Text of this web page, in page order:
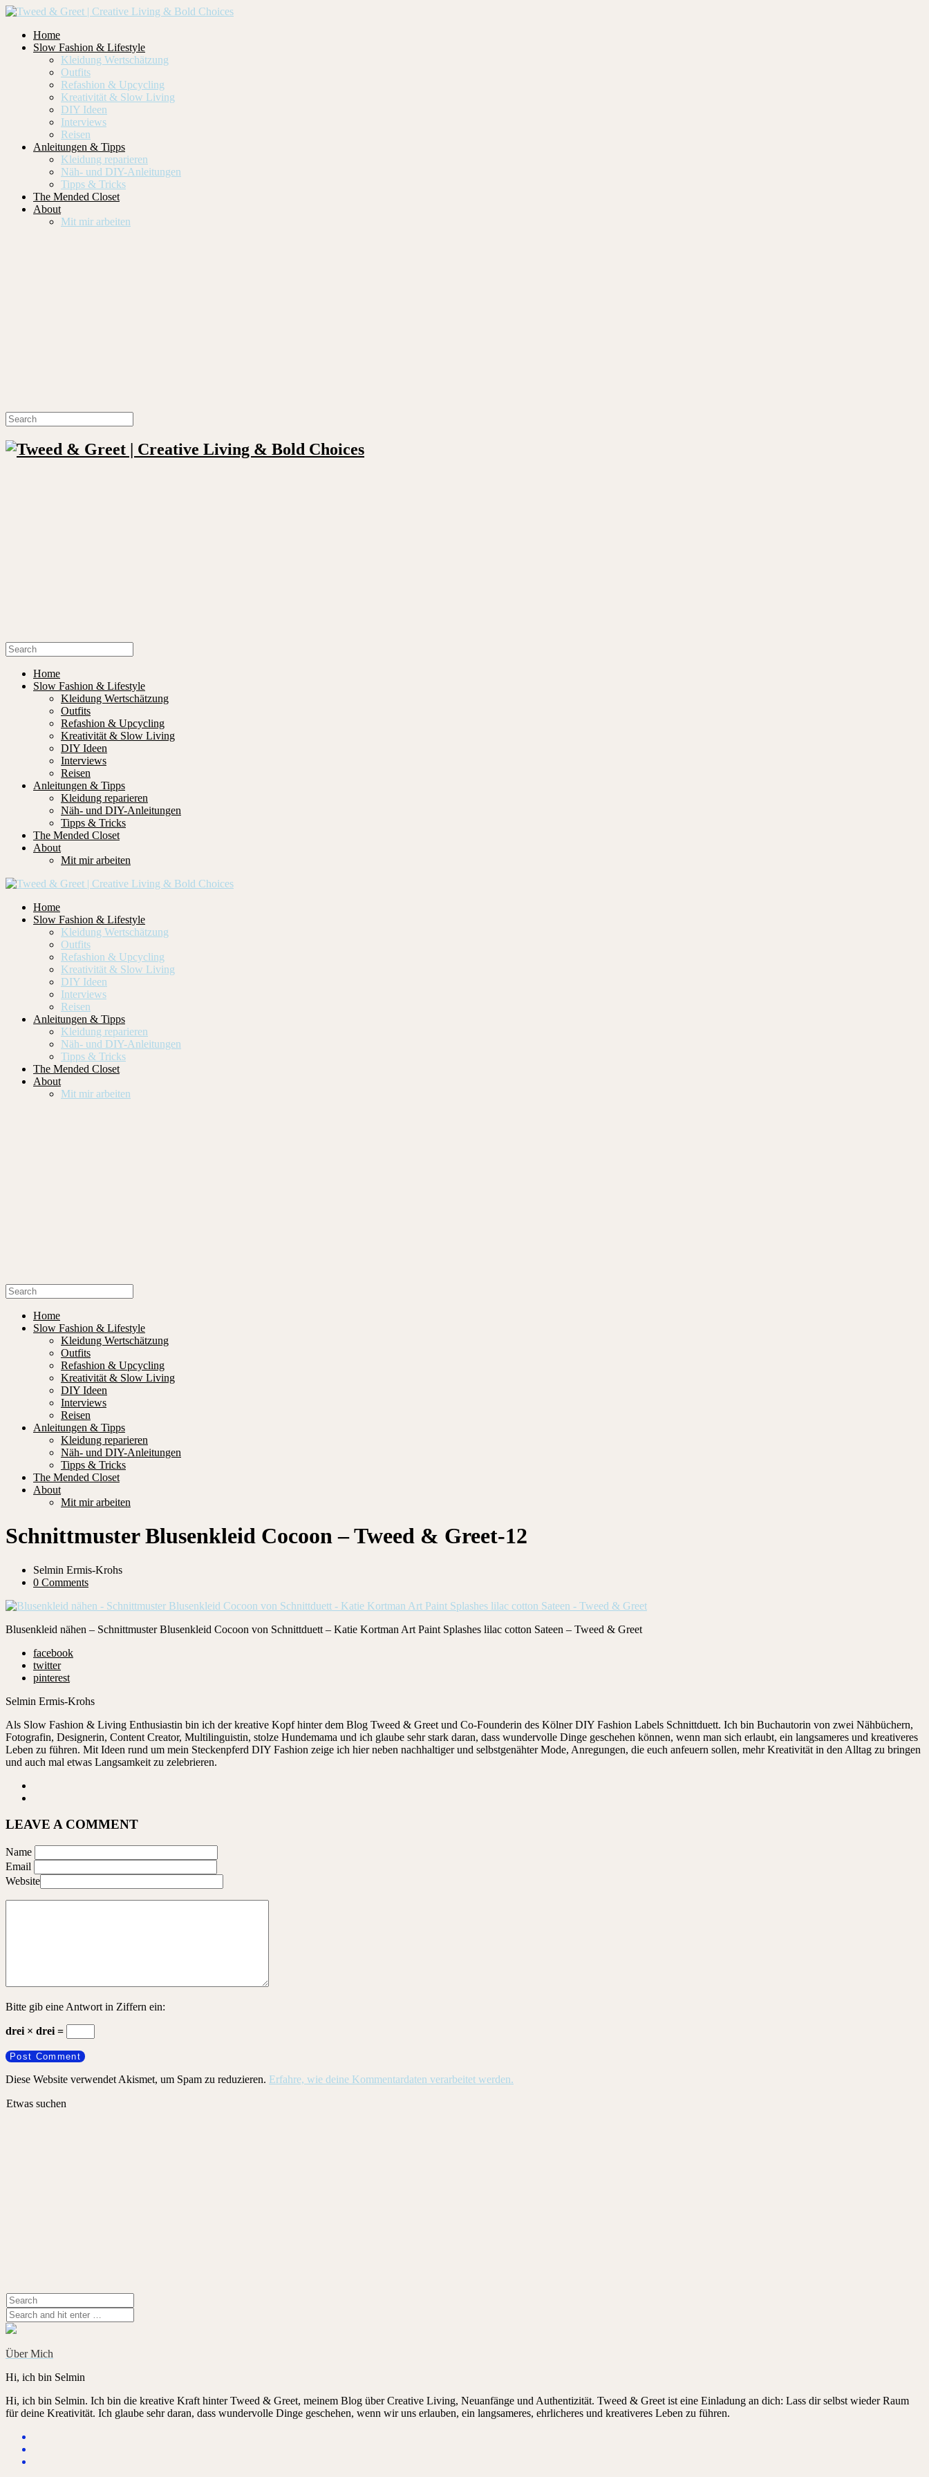
Home
Slow Fashion & Lifestyle
Kleidung Wertschätzung
Outfits
Refashion & Upcycling
Kreativität & Slow Living
DIY Ideen
Interviews
Reisen
Anleitungen & Tipps
Kleidung reparieren
Näh- und DIY-Anleitungen
Tipps & Tricks
The Mended Closet
About
Mit mir arbeiten
Home
Slow Fashion & Lifestyle
Kleidung Wertschätzung
Outfits
Refashion & Upcycling
Kreativität & Slow Living
DIY Ideen
Interviews
Reisen
Anleitungen & Tipps
Kleidung reparieren
Näh- und DIY-Anleitungen
Tipps & Tricks
The Mended Closet
About
Mit mir arbeiten
Home
Slow Fashion & Lifestyle
Kleidung Wertschätzung
Outfits
Refashion & Upcycling
Kreativität & Slow Living
DIY Ideen
Interviews
Reisen
Anleitungen & Tipps
Kleidung reparieren
Näh- und DIY-Anleitungen
Tipps & Tricks
The Mended Closet
About
Mit mir arbeiten
Home
Slow Fashion & Lifestyle
Kleidung Wertschätzung
Outfits
Refashion & Upcycling
Kreativität & Slow Living
DIY Ideen
Interviews
Reisen
Anleitungen & Tipps
Kleidung reparieren
Näh- und DIY-Anleitungen
Tipps & Tricks
The Mended Closet
About
Mit mir arbeiten
Schnittmuster Blusenkleid Cocoon – Tweed & Greet-12
Selmin Ermis-Krohs
0 Comments
Blusenkleid nähen – Schnittmuster Blusenkleid Cocoon von Schnittduett – Katie Kortman Art Paint Splashes lilac cotton Sateen – Tweed & Greet
facebook
twitter
pinterest
Selmin Ermis-Krohs
Als Slow Fashion & Living Enthusiastin bin ich der kreative Kopf hinter dem Blog Tweed & Greet und Co-Founderin des Kölner DIY Fashion Labels Schnittduett. Ich bin Buchautorin von zwei Nähbüchern,
Fotografin, Designerin, Content Creator, Multilinguistin, stolze Hundemama und ich glaube sehr stark daran, dass wundervolle Dinge geschehen können, wenn man sich erlaubt, ein langsameres und kreativeres
Leben zu führen. Mit Ideen rund um mein Steckenpferd DIY Fashion zeige ich hier neben nachhaltiger und selbstgenähter Mode, Anregungen, die euch anfeuern sollen, mehr Kreativität in den Alltag zu bringen
und auch mal etwas Langsamkeit zu zelebrieren.
LEAVE A COMMENT
Name
Email
Website
Bitte gib eine Antwort in Ziffern ein:
drei × drei =
Diese Website verwendet Akismet, um Spam zu reduzieren. Erfahre, wie deine Kommentardaten verarbeitet werden.
Etwas suchen
Über Mich
Hi, ich bin Selmin
Hi, ich bin Selmin. Ich bin die kreative Kraft hinter Tweed & Greet, meinem Blog über Creative Living, Neuanfänge und Authentizität. Tweed & Greet ist eine Einladung an dich: Lass dir selbst wieder Raum
für deine Kreativität. Ich glaube sehr daran, dass wundervolle Dinge geschehen, wenn wir uns erlauben, ein langsameres, ehrlicheres und kreativeres Leben zu führen.